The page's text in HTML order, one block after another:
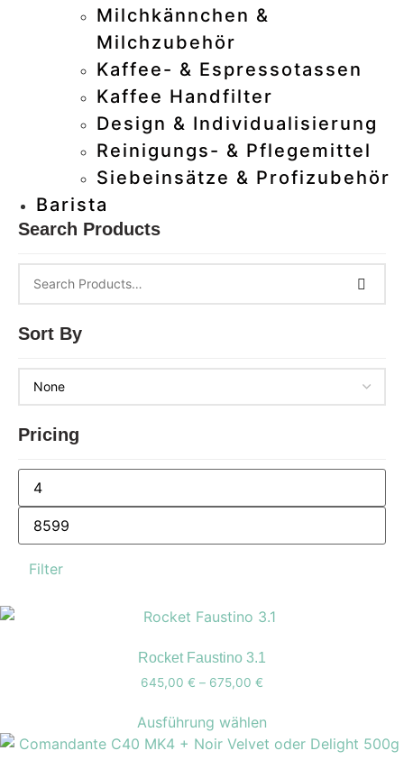
Milchkännchen &
Milchzubehör
Kaffee- & Espressotassen
Kaffee Handfilter
Design & Individualisierung
Reinigungs- & Pflegemittel
Siebeinsätze & Profizubehör
Barista
Search Products
Sort By
Pricing
Filter
Produkt-Kategorien
Rocket Faustino 3.1
645,00 € – 675,00 €
bis
675,00 €
Ausführung wählen
weist